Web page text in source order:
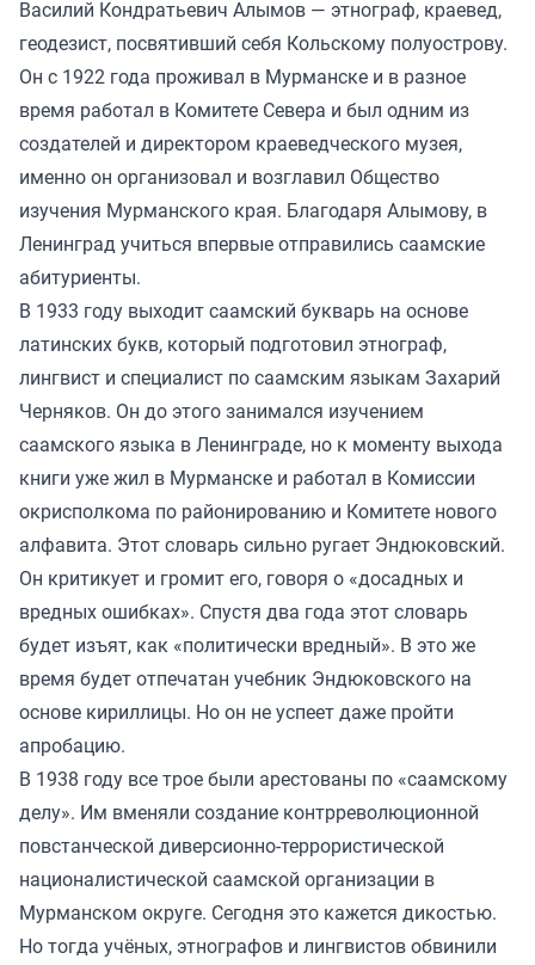
Василий Кондратьевич Алымов — этнограф, краевед,
геодезист, посвятивший себя Кольскому полуострову.
Он с 1922 года проживал в Мурманске и в разное
время работал в Комитете Севера и был одним из
создателей и директором краеведческого музея,
именно он организовал и возглавил Общество
изучения Мурманского края. Благодаря Алымову, в
Ленинград учиться впервые отправились саамские
абитуриенты.
В 1933 году выходит саамский букварь на основе
латинских букв, который подготовил этнограф,
лингвист и специалист по саамским языкам Захарий
Черняков. Он до этого занимался изучением
саамского языка в Ленинграде, но к моменту выхода
книги уже жил в Мурманске и работал в Комиссии
окрисполкома по районированию и Комитете нового
алфавита. Этот словарь сильно ругает Эндюковский.
Он критикует и громит его, говоря о «досадных и
вредных ошибках». Спустя два года этот словарь
будет изъят, как «политически вредный». В это же
время будет отпечатан учебник Эндюковского на
основе кириллицы. Но он не успеет даже пройти
апробацию.
В 1938 году все трое были арестованы по «саамскому
делу». Им вменяли создание контрреволюционной
повстанческой диверсионно-террористической
националистической саамской организации в
Мурманском округе. Сегодня это кажется дикостью.
Но тогда учёных, этнографов и лингвистов обвинили